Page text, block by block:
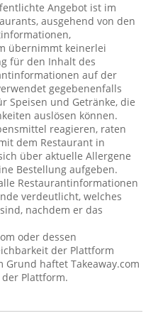
Angebot ist im
ausgehend von den
übernimmt keinerlei
für den Inhalt des
auf der
gegebenenfalls
Speisen und Getränke, die
auslösen können.
reagieren, raten
dem Restaurant in
über aktuelle Allergene
Bestellung aufgeben.
Restaurantinformationen
verdeutlicht, welches
nachdem er das
oder dessen
der Plattform
Grund haftet Takeaway.com
Plattform.